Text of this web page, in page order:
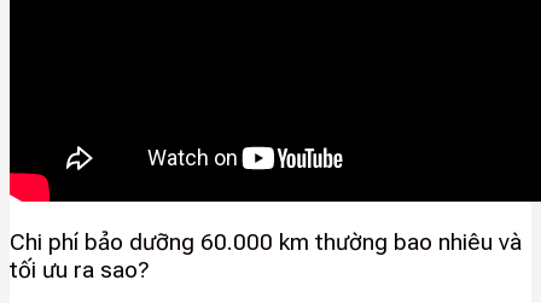
Chi phí bảo dưỡng 60.000 km thường bao nhiêu và
tối ưu ra sao?